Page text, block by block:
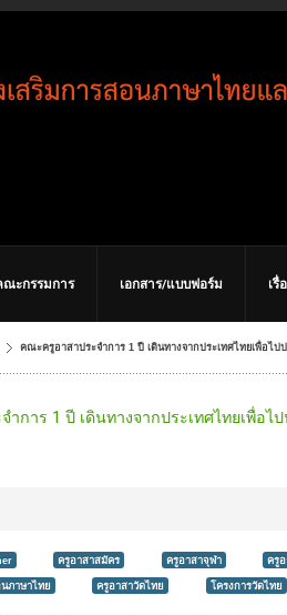
ณะกรรมการ เอกสาร/แบบฟอร์ม เรื่
คณะครูอาสาประจำการ 1 ปี เดินทางจากประเทศไทยเพื่อ
ำการ 1 ปี เดินทางจากประเทศไทยเพื่
ครูอาสาสมัคร ครูอาสาจุฬา ครู
ภาษาไทย ครูอาสาวัดไทย โครงการวัดไทย